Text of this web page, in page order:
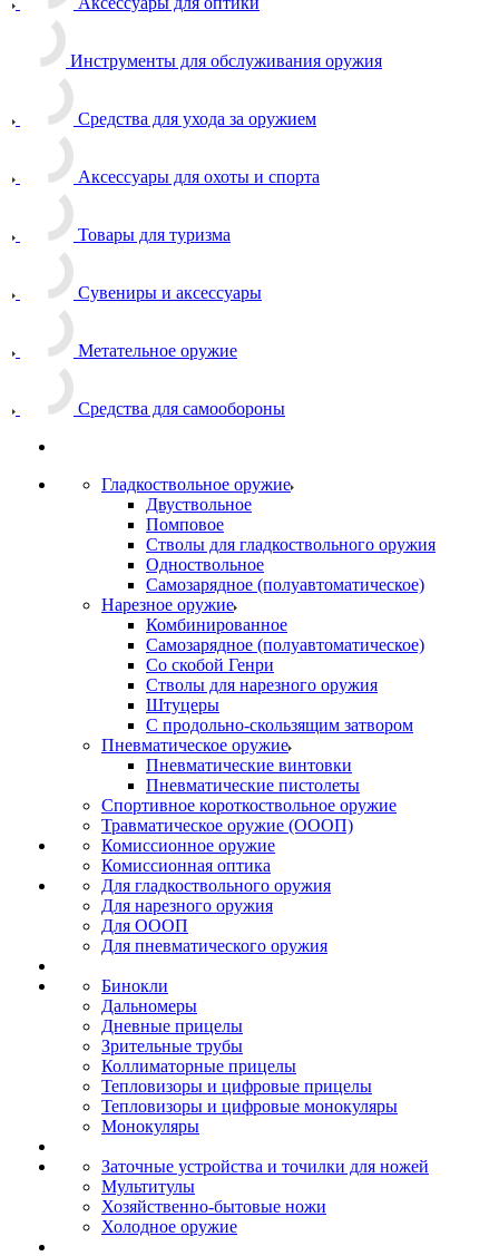
Инструменты для обслуживания оружия
Средства для ухода за оружием
Аксессуары для охоты и спорта
Товары для туризма
Сувениры и аксессуары
Метательное оружие
Средства для самообороны
Гладкоствольное оружие
Двуствольное
Помповое
Стволы для гладкоствольного оружия
Одноствольное
Самозарядное (полуавтоматическое)
Нарезное оружие
Комбинированное
Самозарядное (полуавтоматическое)
Со скобой Генри
Стволы для нарезного оружия
Штуцеры
С продольно-скользящим затвором
Пневматическое оружие
Пневматические винтовки
Пневматические пистолеты
Спортивное короткоствольное оружие
Травматическое оружие (ОООП)
Комиссионное оружие
Комиссионная оптика
Для гладкоствольного оружия
Для нарезного оружия
Для ОООП
Для пневматического оружия
Бинокли
Дальномеры
Дневные прицелы
Зрительные трубы
Коллиматорные прицелы
Тепловизоры и цифровые прицелы
Тепловизоры и цифровые монокуляры
Монокуляры
Заточные устройства и точилки для ножей
Мультитулы
Хозяйственно-бытовые ножи
Холодное оружие